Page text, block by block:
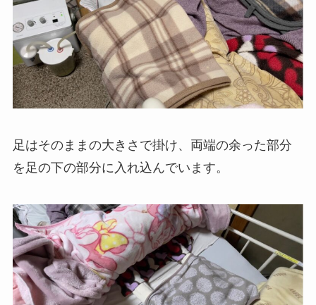
足はそのままの大きさで掛け、両端の余った部分
を足の下の部分に入れ込んでいます。